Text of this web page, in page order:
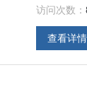
访问次数：
查看详情